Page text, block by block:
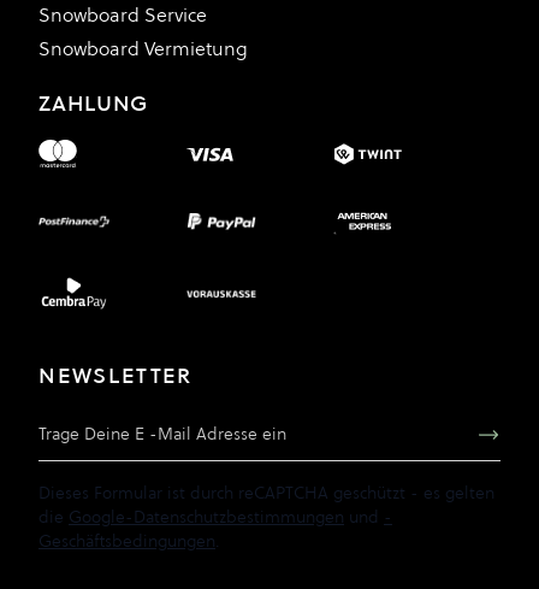
Snowboard Service
Snowboard Vermietung
ZAHLUNG
NEWSLETTER
Dieses Formular ist durch reCAPTCHA geschützt - es gelten
die Google-Datenschutzbestimmungen und -
Geschäftsbedingungen.